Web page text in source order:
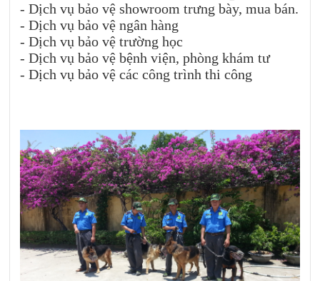
- Dịch vụ bảo vệ showroom trưng bày, mua bán.
- Dịch vụ bảo vệ ngân hàng
- Dịch vụ bảo vệ trường học
- Dịch vụ bảo vệ bệnh viện, phòng khám tư
- Dịch vụ bảo vệ các công trình thi công